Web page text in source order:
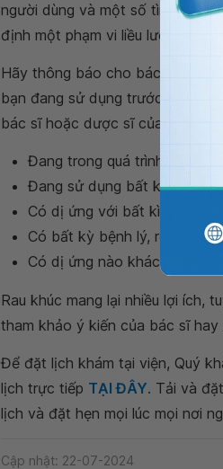
người dùng và một số tình
định một phạm vi liều lượng thích
Hãy thông báo cho bác sĩ hoặc
bạn đang sử dụng trước khi bắt
bác sĩ hoặc dược sĩ của bạn nếu
Đang trong quá trình mang
Đang sử dụng bất kỳ loại
Có dị ứng với bất kì thành
Có bất kỳ bệnh lý, rối loạn
Có dị ứng nào khác với bất
Rau khúc mang lại nhiều lợi ích,
tham khảo ý kiến của bác sĩ
Để đặt lịch khám tại viện, Quý
lịch trực tiếp TẠI ĐÂY. Tải và
lịch và đặt hẹn mọi lúc mọi nơi
Cập nhật: 22-07-2024